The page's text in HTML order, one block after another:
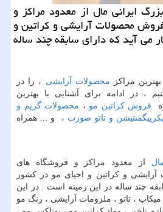
ایرانی مال از معدود مراكز و
محصولات آرایشی و كراتین و
می آید كه دارای سابقه چند ساله
مراکز محصولات آرایشی ، را در
، در ادامه برای آشنایی با بهترین
فروش کراتین مو ، محصولات گریم و
و تاتو صورت ، و ... همراه
از معدود مراکز و فروشگاه های
و کراتین و احیای مو در کشور
چند ساله در این زمینه است . در این
، تاتو ، ملزومات آرایشی ، رنگ مو